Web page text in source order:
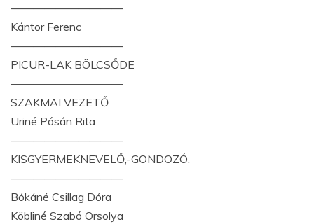
——————————
Kántor Ferenc
——————————
PICUR-LAK BÖLCSŐDE
——————————
SZAKMAI VEZETŐ
Uriné Pósán Rita
——————————
KISGYERMEKNEVELŐ,-GONDOZÓ:
——————————
Bókáné Csillag Dóra
Köbliné Szabó Orsolya